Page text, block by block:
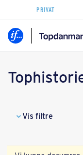
PRIVAT
Vis filtre